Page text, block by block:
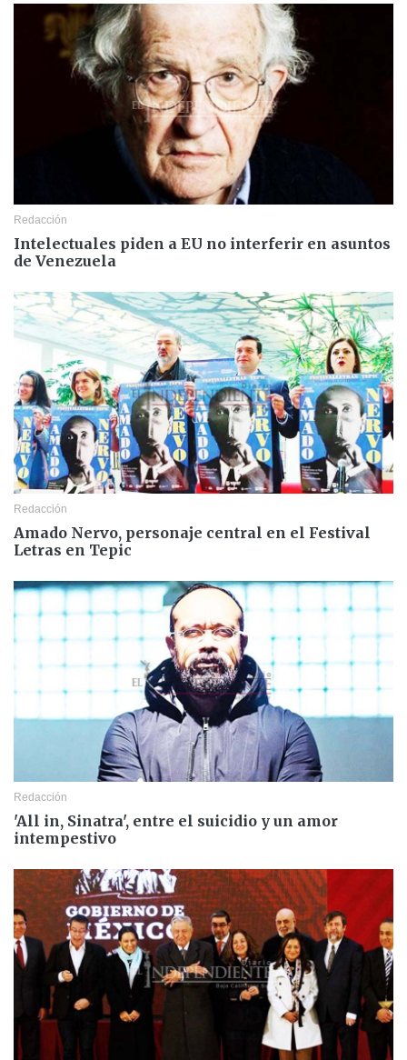
Redacción
Intelectuales piden a EU no interferir en asuntos
de Venezuela
Redacción
Amado Nervo, personaje central en el Festival
Letras en Tepic
Redacción
'All in, Sinatra', entre el suicidio y un amor
intempestivo